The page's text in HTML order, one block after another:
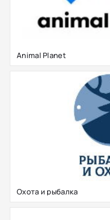
Animal Planet
Охота и рыбалка